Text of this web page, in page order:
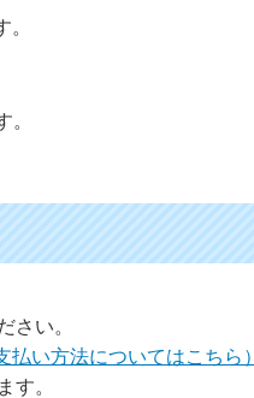
。
さい。
払い方法についてはこちら）
す。